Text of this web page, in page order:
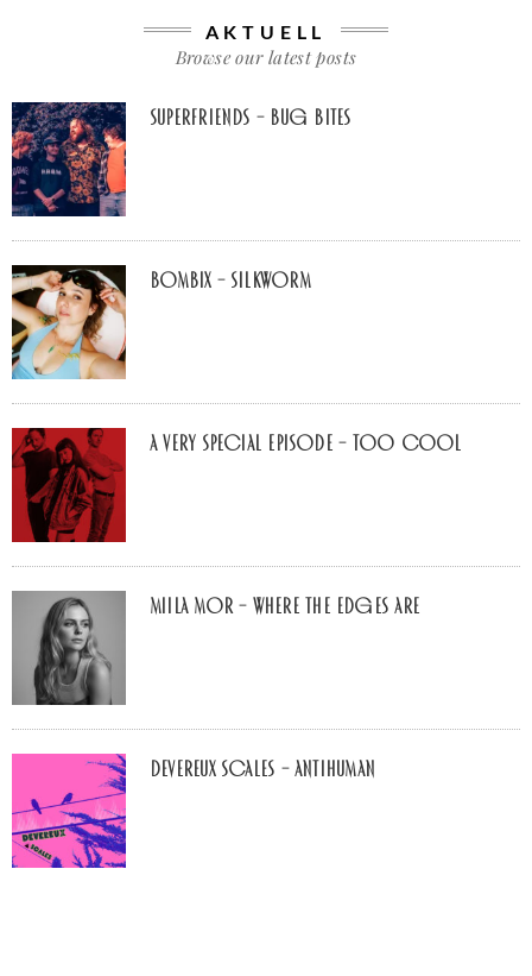
AKTUELL
Browse our latest posts
Superfriends – Bug Bites
Bombix – Silkworm
A Very Special Episode – Too Cool
Miila Mor – Where The Edges Are
Devereux Scales – Antihuman